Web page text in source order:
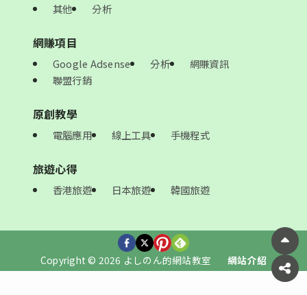
其他
分析
網賺項目
Google Adsense 分析
網賺資訊
聯盟行銷
原創教學
電腦應用 線上工具 手機程式
旅遊心得
香港旅遊 日本旅遊 韓國旅遊
Copyright © 2026 よしのん的網站教室 網站介紹